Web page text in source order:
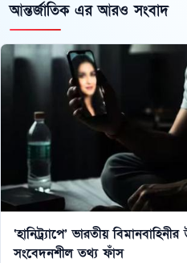
আন্তর্জাতিক এর আরও সংবাদ
‘হানিট্র্যাপে’ ভারতীয়
সংবেদনশীল তথ্য ফাঁস